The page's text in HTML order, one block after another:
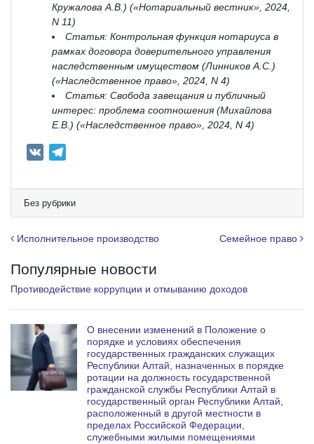
Кружалова А.В.) («Нотариальный вестник», 2024,
N 11)
Статья: Контрольная функция нотариуса в
рамках договора доверительного управления
наследственным имуществом (Линников А.С.)
(«Наследственное право», 2024, N 4)
Статья: Свобода завещания и публичный
интерес: проблема соотношения (Михайлова
Е.В.) («Наследственное право», 2024, N 4)
e
g
r
m
Без рубрики
Навигация по записям
Исполнительное производство Семейное право
Популярные новости
Противодействие коррупции и отмыванию доходов
О внесении изменений в Положение о
порядке и условиях обеспечения
государственных гражданских служащих
Республики Алтай, назначенных в порядке
ротации на должность государственной
гражданской службы Республики Алтай в
государственный орган Республики Алтай,
расположенный в другой местности в
пределах Российской Федерации,
служебными жилыми помещениями